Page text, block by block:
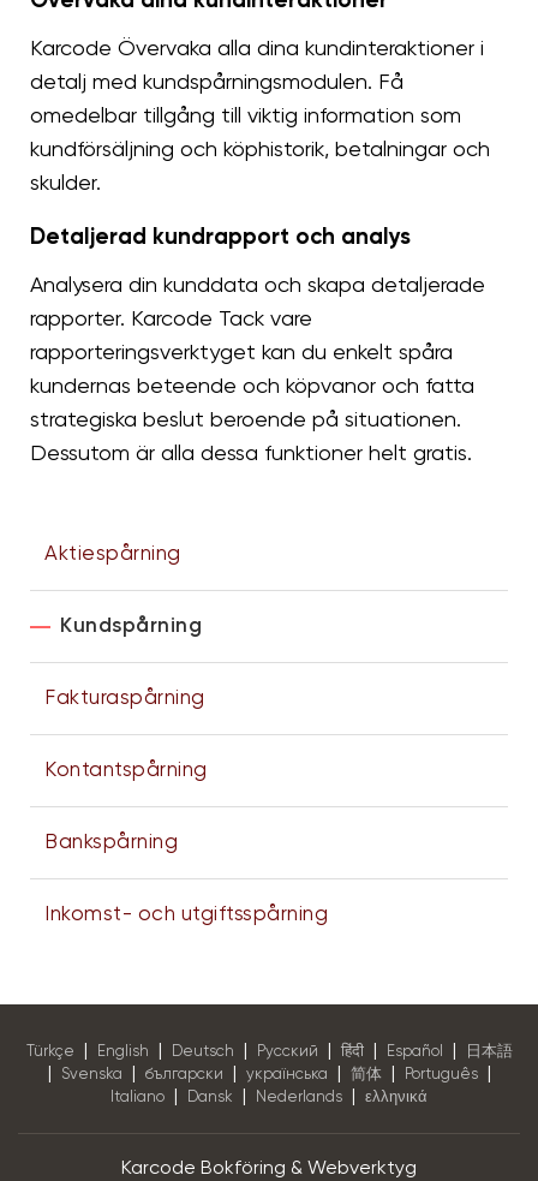
Karcode Övervaka alla dina kundinteraktioner i
detalj med kundspårningsmodulen. Få
omedelbar tillgång till viktig information som
kundförsäljning och köphistorik, betalningar och
skulder.
Detaljerad kundrapport och analys
Analysera din kunddata och skapa detaljerade
rapporter. Karcode Tack vare
rapporteringsverktyget kan du enkelt spåra
kundernas beteende och köpvanor och fatta
strategiska beslut beroende på situationen.
Dessutom är alla dessa funktioner helt gratis.
Aktiespårning
Kundspårning
Fakturaspårning
Kontantspårning
Bankspårning
Inkomst- och utgiftsspårning
Türkçe English Deutsch Pусский हिंदी Español 日本語
Svenska български українська 简体 Português
Italiano Dansk Nederlands ελληνικά
Karcode Bokföring & Webverktyg